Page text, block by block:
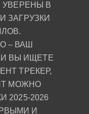
УВЕРЕНЫ В
ЗАГРУЗКИ
– ВАШ
ВЫ ИЩЕТЕ
ТРЕКЕР,
МОЖНО
2025-2026
И